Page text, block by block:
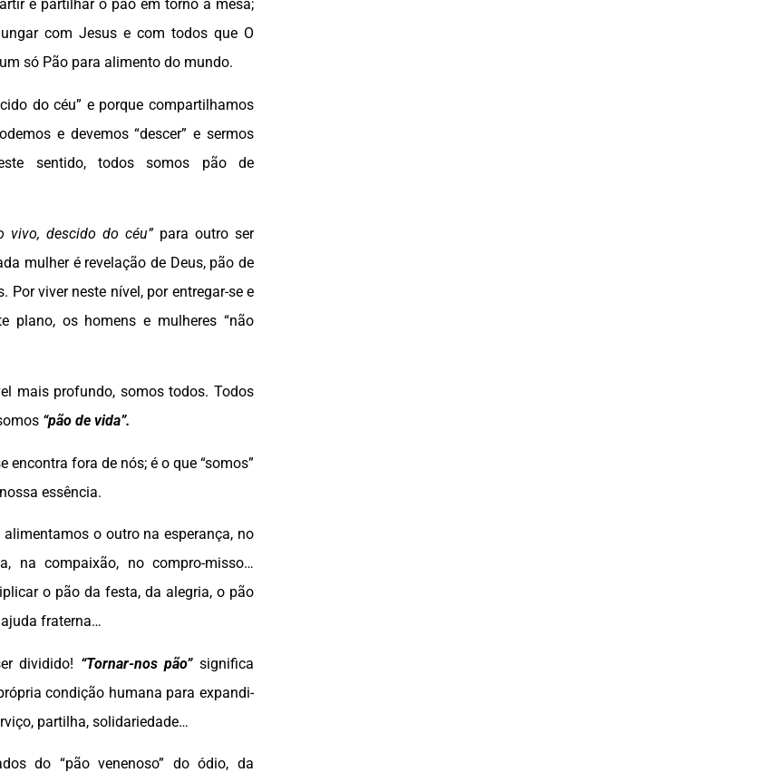
e partilhar o pão em torno à mesa;
com Jesus e com todos que O
só Pão para alimento do mundo.
do céu” e porque compartilhamos
e devemos “descer” e sermos
sentido, todos somos pão de
vivo, descido do céu” para outro ser
mulher é revelação de Deus, pão de
Por viver neste nível, por entregar-se e
plano, os homens e mulheres “não
mais profundo, somos todos. Todos
“pão de vida”.
encontra fora de nós; é o que “somos”
essência.
alimentamos o outro na esperança, no
na compaixão, no compro-misso…
o pão da festa, da alegria, o pão
fraterna…
dividido! “Tornar-nos pão”significa
condição humana para expandi-
partilha, solidariedade…
do “pão venenoso” do ódio, da